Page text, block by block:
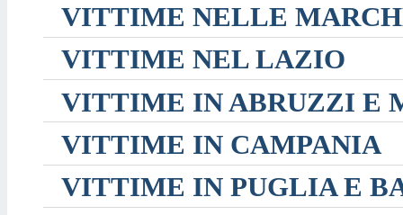
VITTIME NELLE
VITTIME NEL LAZIO
VITTIME IN ABRUZZI E
VITTIME IN CAMPANIA
VITTIME IN PUGLIA E